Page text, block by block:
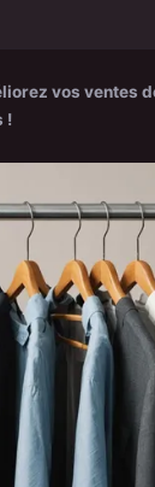
vos ventes
!